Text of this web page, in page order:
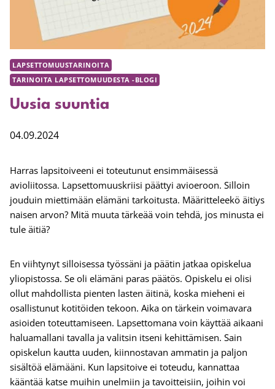
LAPSETTOMUUSTARINOITA
TARINOITA LAPSETTOMUUDESTA -BLOGI
Uusia suuntia
04.09.2024
Harras lapsitoiveeni ei toteutunut ensimmäisessä
avioliitossa. Lapsettomuuskriisi päättyi avioeroon. Silloin
jouduin miettimään elämäni tarkoitusta. Määritteleekö äitiys
naisen arvon? Mitä muuta tärkeää voin tehdä, jos minusta ei
tule äitiä?
En viihtynyt silloisessa työssäni ja päätin jatkaa opiskelua
yliopistossa. Se oli elämäni paras päätös. Opiskelu ei olisi
ollut mahdollista pienten lasten äitinä, koska mieheni ei
osallistunut kotitöiden tekoon. Aika on tärkein voimavara
asioiden toteuttamiseen. Lapsettomana voin käyttää aikaani
haluamallani tavalla ja valitsin itseni kehittämisen. Sain
opiskelun kautta uuden, kiinnostavan ammatin ja paljon
sisältöä elämääni. Kun lapsitoive ei toteudu, kannattaa
kääntää katse muihin unelmiin ja tavoitteisiin, joihin voi